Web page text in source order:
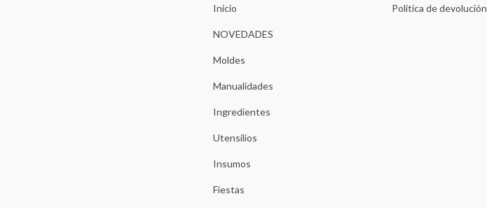
Inicio
NOVEDADES
Moldes
Manualidades
Ingredientes
Utensilios
Insumos
Fiestas
Política de devolución